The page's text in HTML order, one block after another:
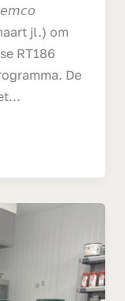
jl.) om
RT186
De